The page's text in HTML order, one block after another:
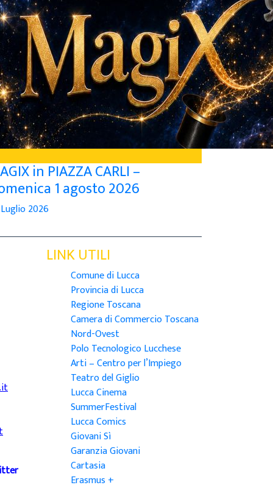
in PIAZZA CARLI –
1 agosto 2026
2026
LINK UTILI
Comune di Lucca
Provincia di Lucca
Regione Toscana
Camera di Commercio Toscana
Nord-Ovest
Polo Tecnologico Lucchese
Arti – Centro per l’Impiego
Teatro del Giglio
Lucca Cinema
SummerFestival
Lucca Comics
Giovani Sì
Garanzia Giovani
Cartasia
Erasmus +